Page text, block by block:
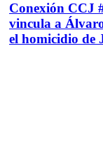
Conexión CCJ
vincula a
el homicidio de